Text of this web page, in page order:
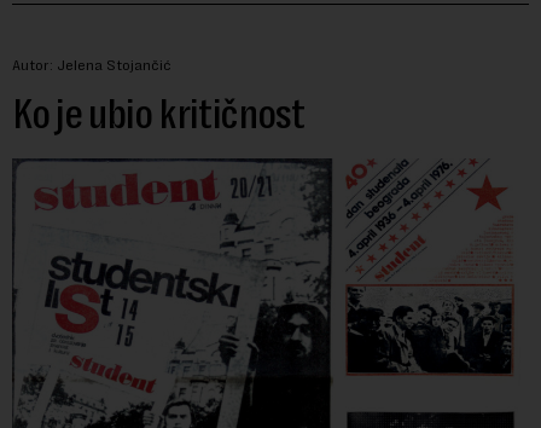
Autor: Jelena Stojančić
Ko je ubio kritičnost